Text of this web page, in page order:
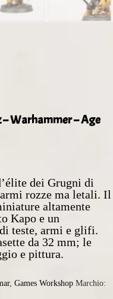
Warhammer – Age
dei Grugni di
rozze ma letali. Il
altamente
Kapo e un
teste, armi e glifi.
da 32 mm; le
e pittura.
, Games Workshop Marchio: